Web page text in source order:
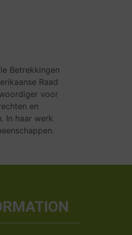
Betrekkingen
Raad
voor
en
In haar werk